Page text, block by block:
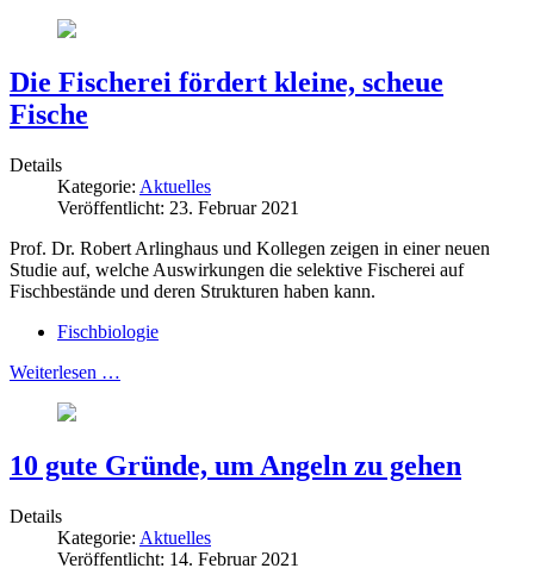
Die Fischerei fördert kleine, scheue
Fische
Details
Kategorie: Aktuelles
Veröffentlicht: 23. Februar 2021
Prof. Dr. Robert Arlinghaus und Kollegen zeigen in einer neuen
Studie auf, welche Auswirkungen die selektive Fischerei auf
Fischbestände und deren Strukturen haben kann.
Fischbiologie
Weiterlesen …
10 gute Gründe, um Angeln zu gehen
Details
Kategorie: Aktuelles
Veröffentlicht: 14. Februar 2021